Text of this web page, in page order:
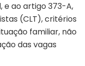
e ao artigo 373-A,
(CLT), critérios
familiar, não
das vagas